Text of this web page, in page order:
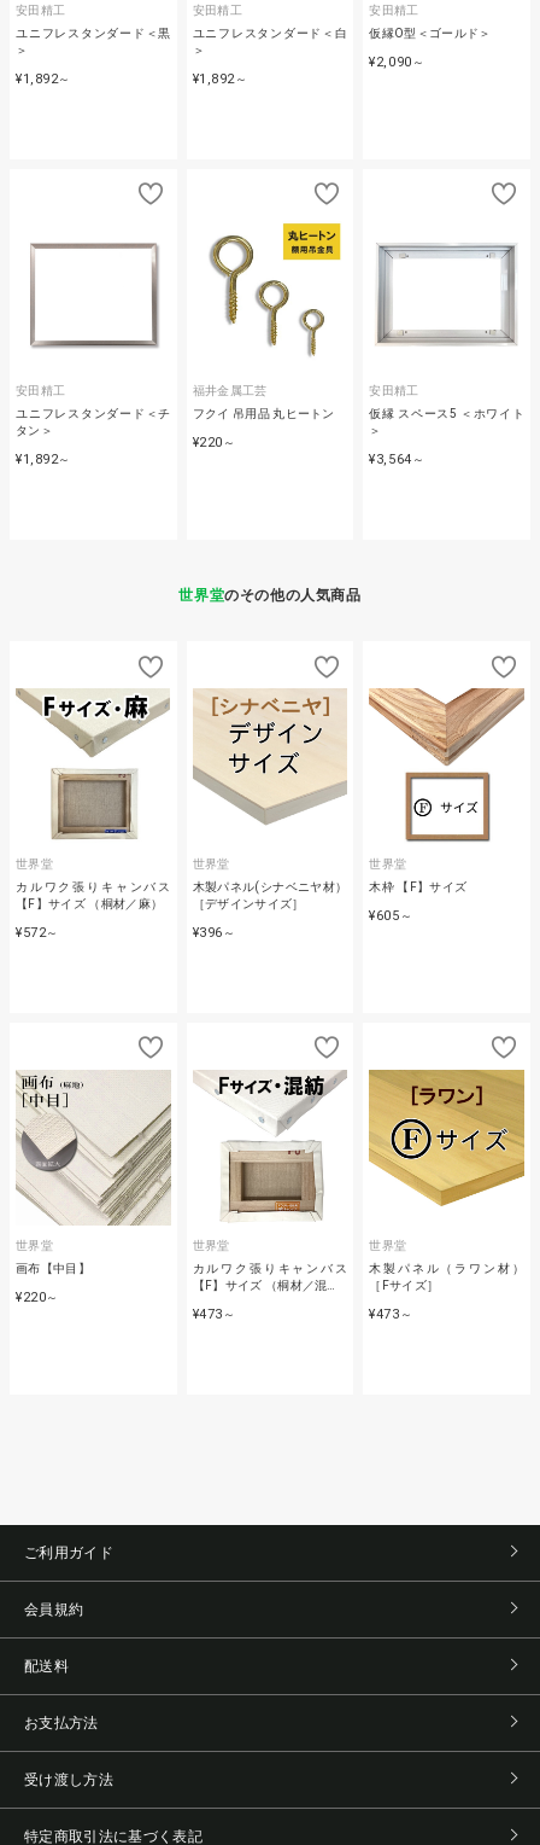
安田精工
ユニフレスタンダード＜黒
＞
¥1,892～
安田精工
ユニフレスタンダード＜白
＞
¥1,892 ～
安田精工
仮縁O型＜ゴールド＞
¥2,090 ～
安田精工
ユニフレスタンダード＜チ
タン＞
¥1,892～
福井金属工芸
フクイ 吊用品 丸ヒートン
¥220 ～
安田精工
仮縁 スペース5 ＜ホワイト
＞
¥3,564 ～
世界堂のその他の人気商品
世界堂
カルワク張りキャンバス
【F】サイズ （桐材／麻）
¥572～
世界堂
木製パネル(シナベニヤ材）
［デザインサイズ］
¥396 ～
世界堂
木枠 【F】サイズ
¥605 ～
世界堂
画布【中目】
¥220～
世界堂
カルワク張りキャンバス
【F】サイズ （桐材／混…
¥473 ～
世界堂
木製パネル（ラワン材）
［Fサイズ］
¥473 ～
ご利用ガイド
会員規約
配送料
お支払方法
受け渡し方法
特定商取引法に基づく表記